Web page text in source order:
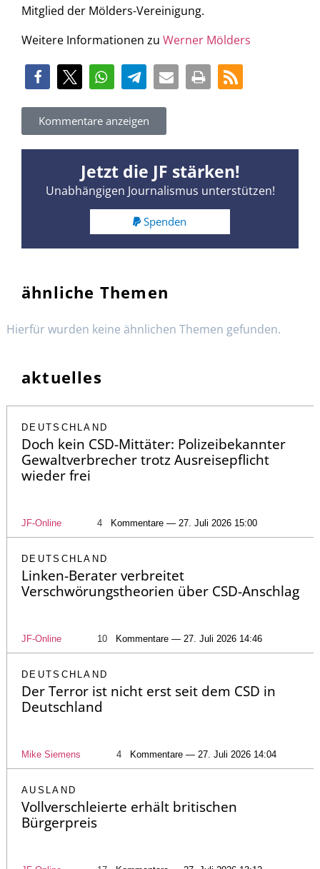
Mitglied der Mölders-Vereinigung.
Weitere Informationen zu Werner Mölders
Kommentare anzeigen
Jetzt die JF stärken!
Unabhängigen Journalismus unterstützen!
Spenden
ähnliche Themen
Hierfür wurden keine ähnlichen Themen gefunden.
aktuelles
DEUTSCHLAND
Doch kein CSD-Mittäter: Polizeibekannter
Gewaltverbrecher trotz Ausreisepflicht
wieder frei
JF-Online 4 Kommentare — 27. Juli 2026 15:00
DEUTSCHLAND
Linken-Berater verbreitet
Verschwörungstheorien über CSD-Anschlag
JF-Online 10 Kommentare — 27. Juli 2026 14:46
DEUTSCHLAND
Der Terror ist nicht erst seit dem CSD in
Deutschland
Mike Siemens 4 Kommentare — 27. Juli 2026 14:04
AUSLAND
Vollverschleierte erhält britischen
Bürgerpreis